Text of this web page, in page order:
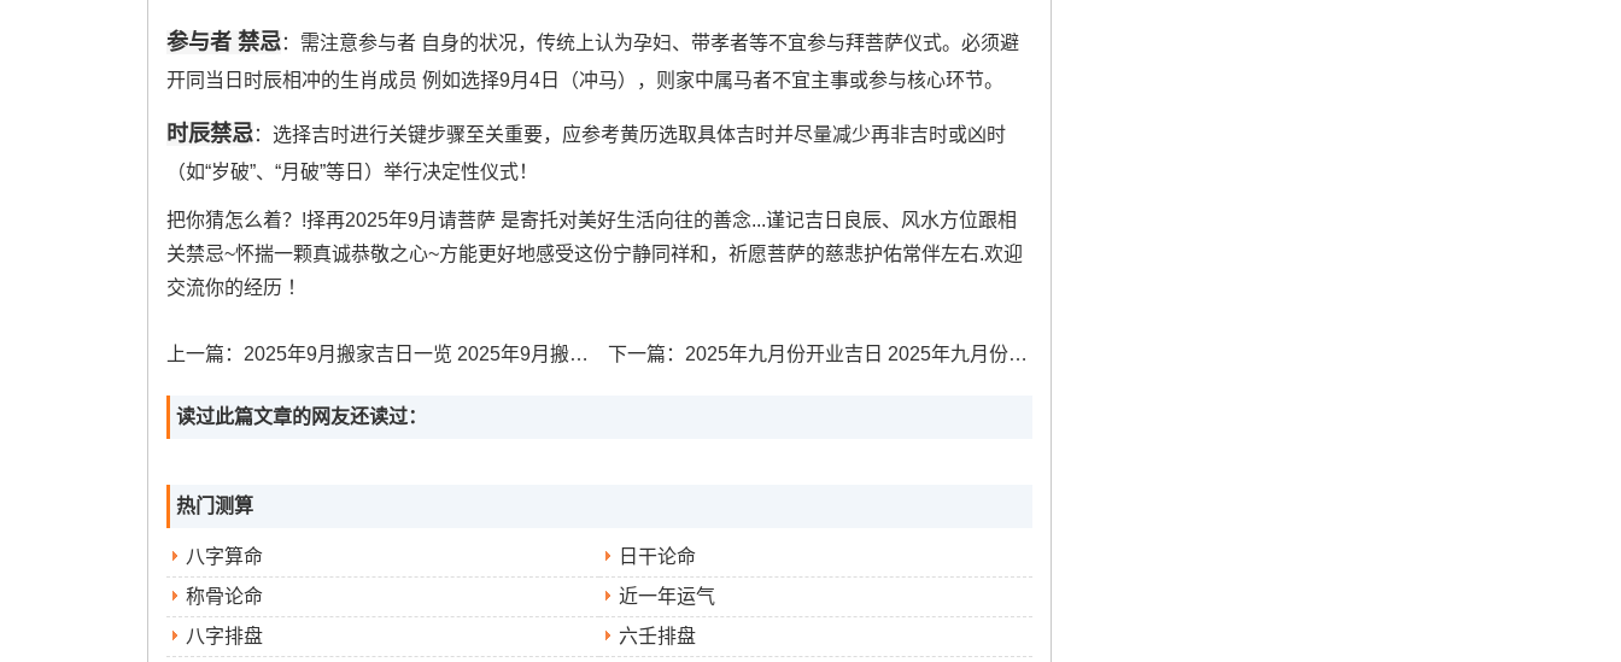
参与者 禁忌：需注意参与者 自身的状况，传统上认为孕妇、带孝者等不宜参与拜菩萨仪式。必须避
开同当日时辰相冲的生肖成员 例如选择9月4日（冲马），则家中属马者不宜主事或参与核心环节。
时辰禁忌：选择吉时进行关键步骤至关重要，应参考黄历选取具体吉时并尽量减少再非吉时或凶时
（如“岁破”、“月破”等日）举行决定性仪式！
把你猜怎么着？!择再2025年9月请菩萨 是寄托对美好生活向往的善念...谨记吉日良辰、风水方位跟相
关禁忌~怀揣一颗真诚恭敬之心~方能更好地感受这份宁静同祥和，祈愿菩萨的慈悲护佑常伴左右.欢迎
交流你的经历 ！
上一篇： 2025年9月搬家吉日一览 2025年9月搬家吉日都哪几天 下一篇： 2025年九月份开业吉日 2025年九月份结婚最好的日子
读过此篇文章的网友还读过：
热门测算
八字算命
日干论命
称骨论命
近一年运气
八字排盘
六壬排盘